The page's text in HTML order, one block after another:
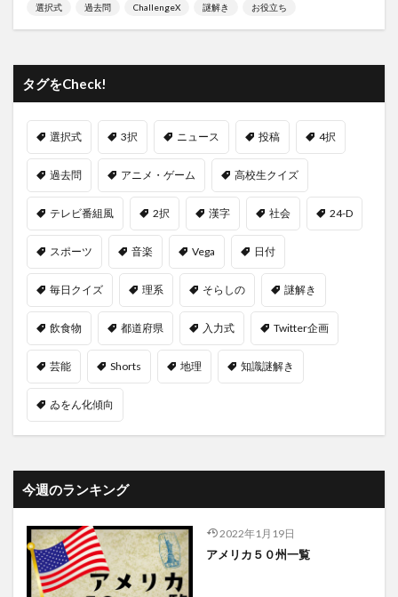
選択式 過去問 ChallengeX 謎解き お役立ち
タグをCheck!
選択式 3択 ニュース 投稿 4択
過去問 アニメ・ゲーム 高校生クイズ
テレビ番組風 2択 漢字 社会 24-D
スポーツ 音楽 Vega 日付
毎日クイズ 理系 そらしの 謎解き
飲食物 都道府県 入力式 Twitter企画
芸能 Shorts 地理 知識謎解き
ゐをん化傾向
今週のランキング
2022年1月19日
アメリカ５０州一覧